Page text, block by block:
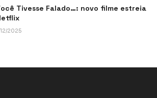
Tivesse Falado…: novo filme estreia
2025